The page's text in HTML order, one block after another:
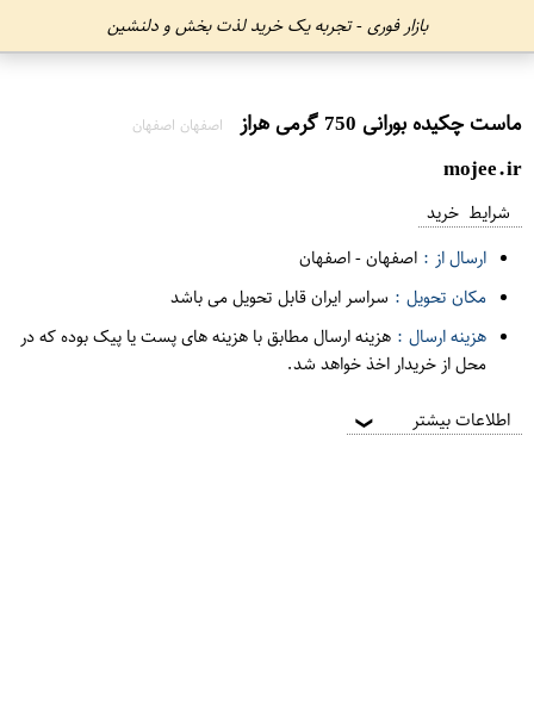
بازار فوری - تجربه یک خرید لذت بخش و دلنشین
ماست چکیده بورانی 750 گرمی هراز اصفهان اصفهان
mojee.ir
شرایط خرید
ارسال از : اصفهان-اصفهان
مکان تحویل : سراسر ایران قابل تحویل می باشد
هزینه ارسال : هزینه ارسال مطابق با هزینه های پست یا پیک بوده که در
محل از خریدار اخذ خواهد شد.
اطلاعات بیشتر ❯